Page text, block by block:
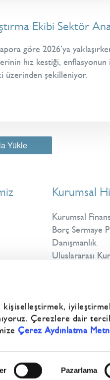
kişiselleştirmek,
Çerezlere dair
Çerez Aydınlatma
Pazarlama
Ekibi Sektör
göre 2026’ya
hız kestiği,
üzerinden şekilleniyor.
Yükle
Kurumsal
Kurumsal
Borç Sermaye
Danışmanlık
Uluslararası
haklar saklıdır.